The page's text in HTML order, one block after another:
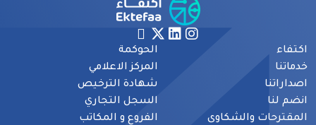
اكتفاء
خدماتنا
اصداراتنا
انضم لنا
المقترحات والشكاوى
الحوكمة
المركز الاعلامي
شهادة الترخيص
السجل التجاري
الفروع و المكاتب